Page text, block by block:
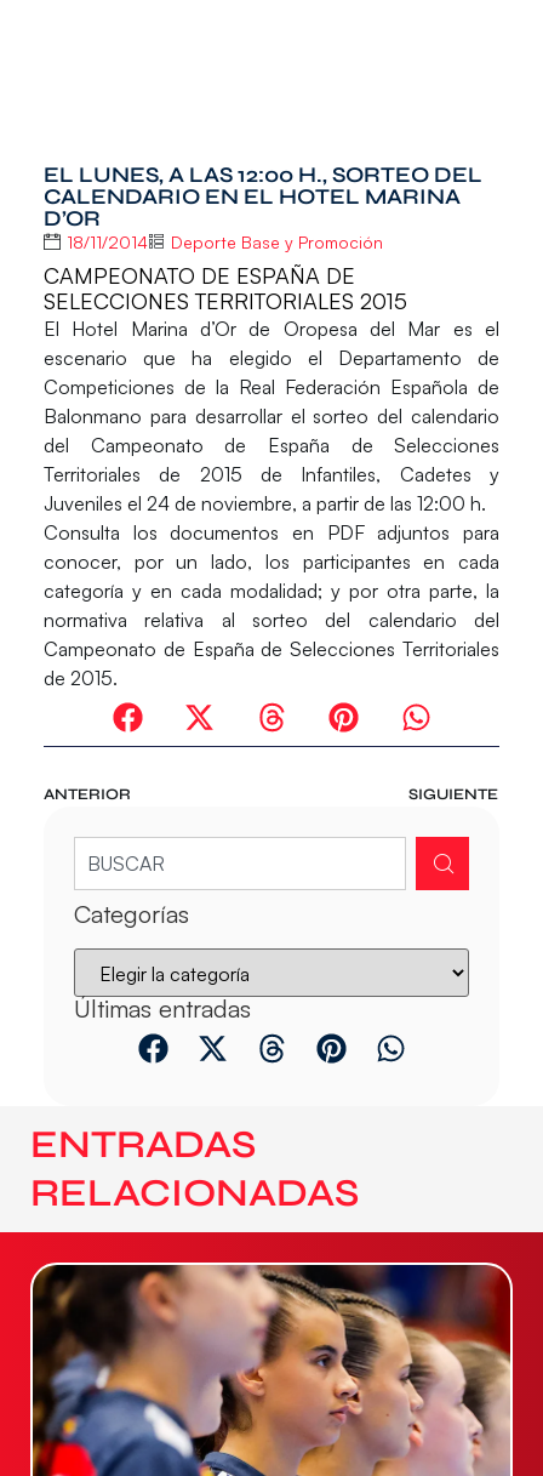
EL LUNES, A LAS 12:00 H., SORTEO DEL
CALENDARIO EN EL HOTEL MARINA
D’OR
18/11/2014 Deporte Base y Promoción
CAMPEONATO DE ESPAÑA DE
SELECCIONES TERRITORIALES 2015
El Hotel Marina d’Orde Oropesa del Mar es el
escenario que ha elegido el Departamento de
Competiciones de la Real Federación Española de
Balonmano para desarrollar el sorteo del calendario
del Campeonato de España de Selecciones
Territoriales de 2015 de Infantiles, Cadetes y
Juveniles el 24 de noviembre, a partir de las 12:00 h.
Consulta los documentos en PDF adjuntos para
conocer, por un lado, los participantes en cada
categoría y en cada modalidad; y por otra parte, la
normativa relativa al sorteo del calendario del
Campeonato de España de Selecciones Territoriales
de 2015.
ANTERIOR SIGUIENTE
Categorías
Últimas entradas
ENTRADAS
RELACIONADAS